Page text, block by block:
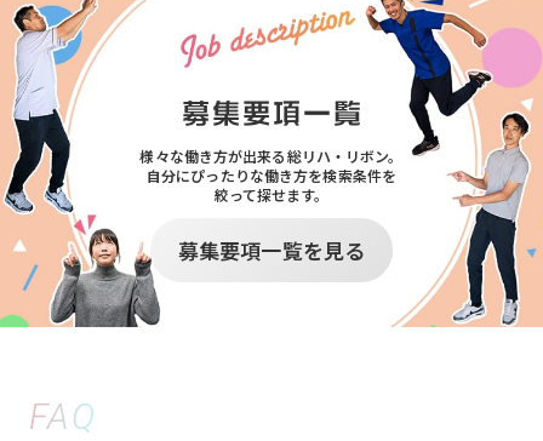
様々な働き方が出来る総リハ・リボン。
自分にぴったりな働き方を検索条件を
絞って探せます。
募集要項一覧を見る
FAQ